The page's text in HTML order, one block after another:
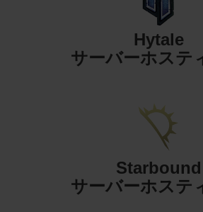
Hytale
サーバーホステ
Starbound
サーバーホステ